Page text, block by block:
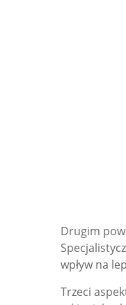
Drugim
wpływ na
Trzeci